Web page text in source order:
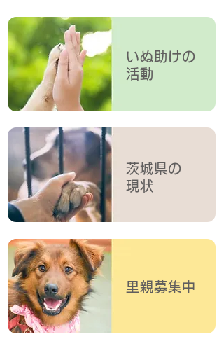
いぬ助けの
​活動
茨城県の
​現状
里親募集中